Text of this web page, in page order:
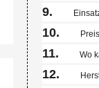
9
10
11 Wo
12